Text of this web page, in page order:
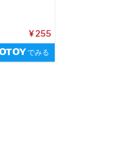
¥ 255
でみる